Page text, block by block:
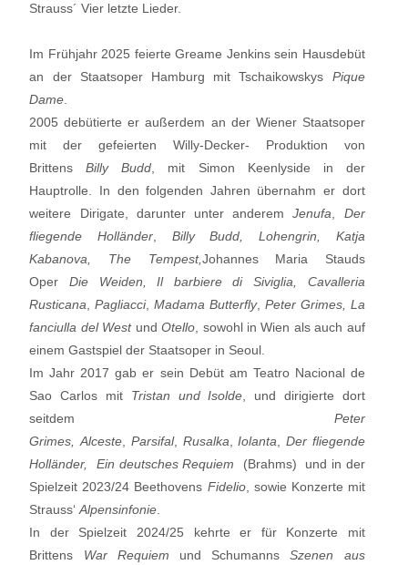
Strauss´ Vier letzte Lieder.
Im Frühjahr 2025 feierte Greame Jenkins sein Hausdebüt
an der Staatsoper Hamburg mit Tschaikowskys Pique
Dame.
2005 debütierte er außerdem an der Wiener Staatsoper
mit der gefeierten Willy-Decker- Produktion von
BrittensBilly Budd, mit Simon Keenlyside in der
Hauptrolle. In den folgenden Jahren übernahm er dort
weitere Dirigate, darunter unter anderemJenufa, Der
fliegende Holländer, Billy Budd, Lohengrin, Katja
Kabanova,
The Tempest,Johannes Maria Stauds
OperDie Weiden, Il barbiere di Siviglia, Cavalleria
Rusticana,Pagliacci,Madama Butterfly, Peter Grimes, La
fanciulla del WestundOtello, sowohl in Wien als auch auf
einem Gastspiel der Staatsoper in Seoul.
Im Jahr 2017 gab er sein Debüt am Teatro Nacional de
Sao Carlos mit Tristan und Isolde, und dirigierte dort
seitdem Peter
Grimes, Alceste, Parsifal, Rusalka,Iolanta, Der fliegende
Holländer,
Ein deutsches Requiem
(Brahms) und in der
Spielzeit 2023/24 Beethovens Fidelio, sowie Konzerte mit
Strauss‘Alpensinfonie.
In der Spielzeit 2024/25 kehrte er für Konzerte mit
Brittens War Requiem und SchumannsSzenen aus